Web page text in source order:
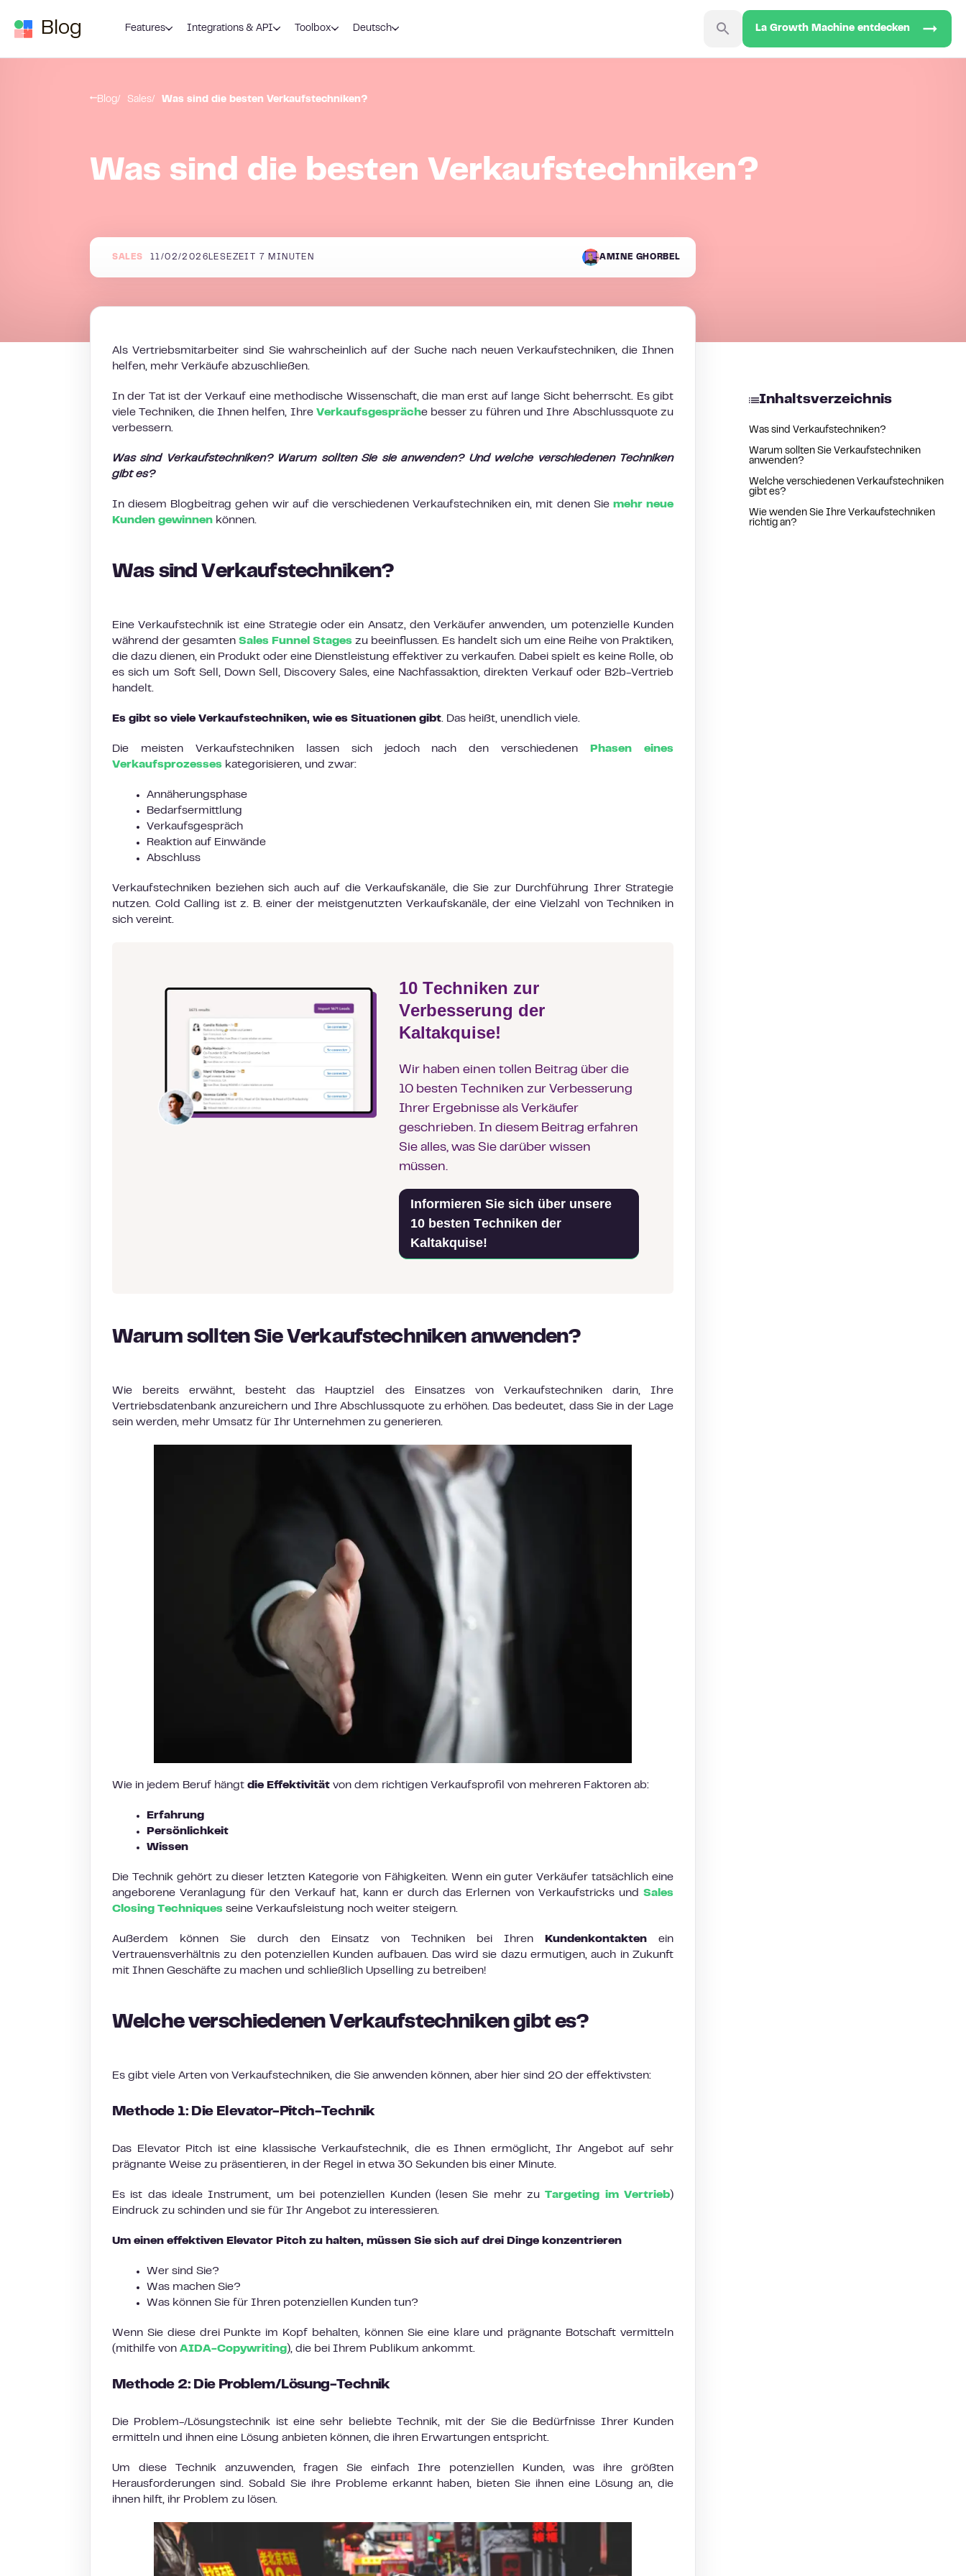
Blog Features Integrations & API Toolbox Deutsch La Growth Machine entdecken
Blog Sales Was sind die besten Verkaufstechniken?
Was sind die besten Verkaufstechniken?
SALES 11/02/2026 LESEZEIT 7 MINUTEN AMINE GHORBEL
Inhaltsverzeichnis
Was sind Verkaufstechniken?
Warum sollten Sie Verkaufstechniken
anwenden?
Welche verschiedenen Verkaufstechniken
gibt es?
Wie wenden Sie Ihre Verkaufstechniken
richtig an?
Als Vertriebsmitarbeiter sind Sie wahrscheinlich auf der Suche nach neuen Verkaufstechniken, die Ihnen
helfen, mehr Verkäufe abzuschließen.
In der Tat ist der Verkauf eine methodische Wissenschaft, die man erst auf lange Sicht beherrscht. Es gibt
viele Techniken, die Ihnen helfen, Ihre Verkaufsgespräche besser zu führen und Ihre Abschlussquote zu
verbessern.
Was sind Verkaufstechniken? Warum sollten Sie sie anwenden? Und welche verschiedenen Techniken
gibt es?
In diesem Blogbeitrag gehen wir auf die verschiedenen Verkaufstechniken ein, mit denen Sie mehr neue
Kunden gewinnen können.
Was sind Verkaufstechniken?
Eine Verkaufstechnik ist eine Strategie oder ein Ansatz, den Verkäufer anwenden, um potenzielle Kunden
während der gesamten Sales Funnel Stages zu beeinflussen. Es handelt sich um eine Reihe von Praktiken,
die dazu dienen, ein Produkt oder eine Dienstleistung effektiver zu verkaufen. Dabei spielt es keine Rolle, ob
es sich um Soft Sell, Down Sell, Discovery Sales, eine Nachfassaktion, direkten Verkauf oder B2b-Vertrieb
handelt.
Es gibt so viele Verkaufstechniken, wie es Situationen gibt. Das heißt, unendlich viele.
Die meisten Verkaufstechniken lassen sich jedoch nach den verschiedenen
Phasen eines
Verkaufsprozesses kategorisieren, und zwar:
Annäherungsphase
Bedarfsermittlung
Verkaufsgespräch
Reaktion auf Einwände
Abschluss
Verkaufstechniken beziehen sich auch auf die Verkaufskanäle, die Sie zur Durchführung Ihrer Strategie
nutzen. Cold Calling ist z. B. einer der meistgenutzten Verkaufskanäle, der eine Vielzahl von Techniken in
sich vereint.
10 Techniken zur
Verbesserung der
Kaltakquise!
Wir haben einen tollen Beitrag über die
10 besten Techniken zur Verbesserung
Ihrer Ergebnisse als Verkäufer
geschrieben. In diesem Beitrag erfahren
Sie alles, was Sie darüber wissen
müssen.
Informieren Sie sich über unsere
10 besten Techniken der
Kaltakquise!
Warum sollten Sie Verkaufstechniken anwenden?
Wie bereits erwähnt, besteht das Hauptziel des Einsatzes von Verkaufstechniken darin, Ihre
Vertriebsdatenbank anzureichern und Ihre Abschlussquote zu erhöhen. Das bedeutet, dass Sie in der Lage
sein werden, mehr Umsatz für Ihr Unternehmen zu generieren.
Wie in jedem Beruf hängt die Effektivität von dem richtigen Verkaufsprofil von mehreren Faktoren ab:
Erfahrung
Persönlichkeit
Wissen
Die Technik gehört zu dieser letzten Kategorie von Fähigkeiten. Wenn ein guter Verkäufer tatsächlich eine
angeborene Veranlagung für den Verkauf hat, kann er durch das Erlernen von Verkaufstricks und Sales
Closing Techniques seine Verkaufsleistung noch weiter steigern.
Außerdem können Sie durch den Einsatz von Techniken bei Ihren Kundenkontakten ein
Vertrauensverhältnis zu den potenziellen Kunden aufbauen. Das wird sie dazu ermutigen, auch in Zukunft
mit Ihnen Geschäfte zu machen und schließlich Upselling zu betreiben!
Welche verschiedenen Verkaufstechniken gibt es?
Es gibt viele Arten von Verkaufstechniken, die Sie anwenden können, aber hier sind 20 der effektivsten:
Methode 1: Die Elevator-Pitch-Technik
Das Elevator Pitch ist eine klassische Verkaufstechnik, die es Ihnen ermöglicht, Ihr Angebot auf sehr
prägnante Weise zu präsentieren, in der Regel in etwa 30 Sekunden bis einer Minute.
Es ist das ideale Instrument, um bei potenziellen Kunden (lesen Sie mehr zuTargeting im Vertrieb)
Eindruck zu schinden und sie für Ihr Angebot zu interessieren.
Um einen effektiven Elevator Pitch zu halten, müssen Sie sich auf drei Dinge konzentrieren
Wer sind Sie?
Was machen Sie?
Was können Sie für Ihren potenziellen Kunden tun?
Wenn Sie diese drei Punkte im Kopf behalten, können Sie eine klare und prägnante Botschaft vermitteln
(mithilfe von AIDA-Copywriting), die bei Ihrem Publikum ankommt.
Methode 2: Die Problem/Lösung-Technik
Die Problem-/Lösungstechnik ist eine sehr beliebte Technik, mit der Sie die Bedürfnisse Ihrer Kunden
ermitteln und ihnen eine Lösung anbieten können, die ihren Erwartungen entspricht.
Um diese Technik anzuwenden, fragen Sie einfach Ihre potenziellen Kunden, was ihre größten
Herausforderungen sind. Sobald Sie ihre Probleme erkannt haben, bieten Sie ihnen eine Lösung an, die
ihnen hilft, ihr Problem zu lösen.